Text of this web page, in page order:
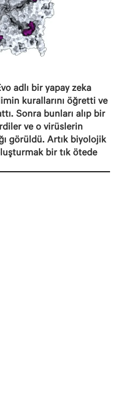
adlı bir yapay zeka
kurallarını öğretti ve
Sonra bunları alıp bir
ve o virüslerin
görüldü. Artık biyolojik
bir tık ötede